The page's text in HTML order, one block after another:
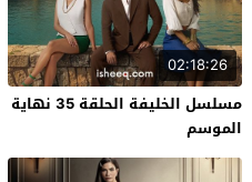
02:18:26
مسلسل الخليفة الحلقة 35 نهاية
الموسم